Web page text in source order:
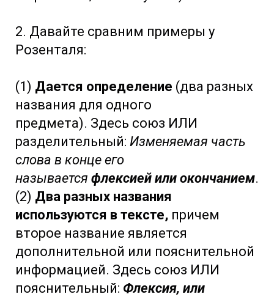
2. Давайте сравним примеры у
Розенталя:
(1) Дается определение (два разных
названия для одного
предмета). Здесь союз ИЛИ
разделительный: Изменяемая часть
слова в конце его
называется флексией или окончанием.
(2) Два разных названия
используются в тексте, причем
второе название является
дополнительной или пояснительной
информацией. Здесь союз ИЛИ
пояснительный: Флексия, или